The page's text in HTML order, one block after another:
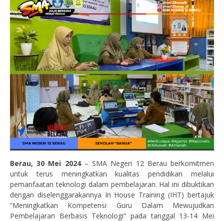
Berau, 30 Mei 2024– SMA Negeri 12 Berau berkomitmen
untuk terus meningkatkan kualitas pendidikan melalui
pemanfaatan teknologi dalam pembelajaran. Hal ini dibuktikan
dengan diselenggarakannya In House Training (IHT) bertajuk
“Meningkatkan Kompetensi Guru Dalam Mewujudkan
Pembelajaran Berbasis Teknologi” pada tanggal 13-14 Mei